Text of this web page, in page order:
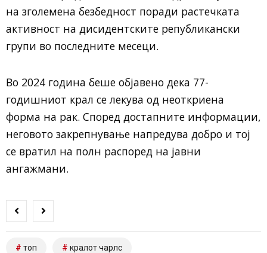
на зголемена безбедност поради растечката
активност на дисидентските републикански
групи во последните месеци.
Во 2024 година беше објавено дека 77-
годишниот крал се лекува од неоткриена
форма на рак. Според достапните информации,
неговото закрепнување напредува добро и тој
се вратил на полн распоред на јавни
ангажмани.
топ кралот чарлс